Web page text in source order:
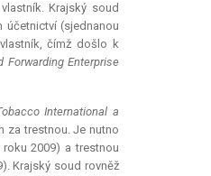
Krajský soud
účetnictví (sjednanou
čímž došlo k
Forwarding Enterprise
International a
za trestnou. Je nutno
2009) a trestnou
Krajský soud rovněž